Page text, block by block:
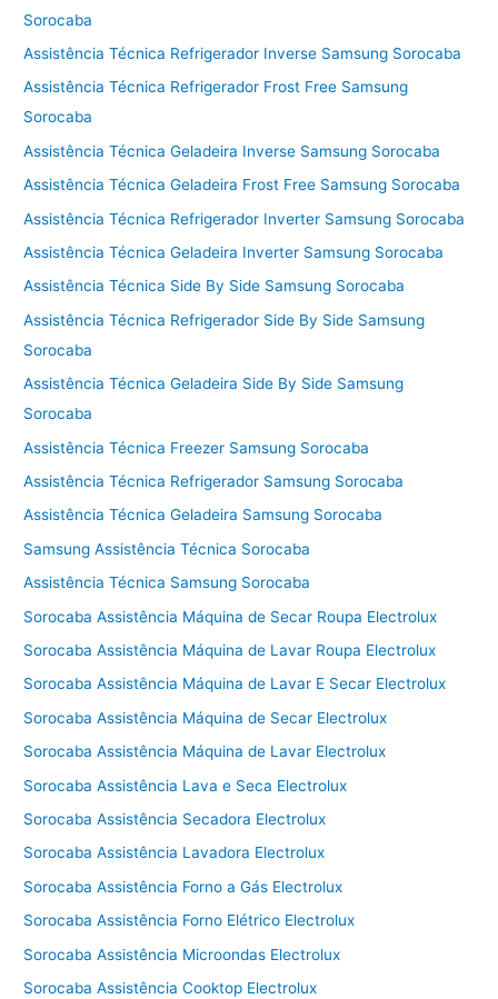
Sorocaba
Assistência Técnica Refrigerador Inverse Samsung Sorocaba
Assistência Técnica Refrigerador Frost Free Samsung
Sorocaba
Assistência Técnica Geladeira Inverse Samsung Sorocaba
Assistência Técnica Geladeira Frost Free Samsung Sorocaba
Assistência Técnica Refrigerador Inverter Samsung Sorocaba
Assistência Técnica Geladeira Inverter Samsung Sorocaba
Assistência Técnica Side By Side Samsung Sorocaba
Assistência Técnica Refrigerador Side By Side Samsung
Sorocaba
Assistência Técnica Geladeira Side By Side Samsung
Sorocaba
Assistência Técnica Freezer Samsung Sorocaba
Assistência Técnica Refrigerador Samsung Sorocaba
Assistência Técnica Geladeira Samsung Sorocaba
Samsung Assistência Técnica Sorocaba
Assistência Técnica Samsung Sorocaba
Sorocaba Assistência Máquina de Secar Roupa Electrolux
Sorocaba Assistência Máquina de Lavar Roupa Electrolux
Sorocaba Assistência Máquina de Lavar E Secar Electrolux
Sorocaba Assistência Máquina de Secar Electrolux
Sorocaba Assistência Máquina de Lavar Electrolux
Sorocaba Assistência Lava e Seca Electrolux
Sorocaba Assistência Secadora Electrolux
Sorocaba Assistência Lavadora Electrolux
Sorocaba Assistência Forno a Gás Electrolux
Sorocaba Assistência Forno Elétrico Electrolux
Sorocaba Assistência Microondas Electrolux
Sorocaba Assistência Cooktop Electrolux